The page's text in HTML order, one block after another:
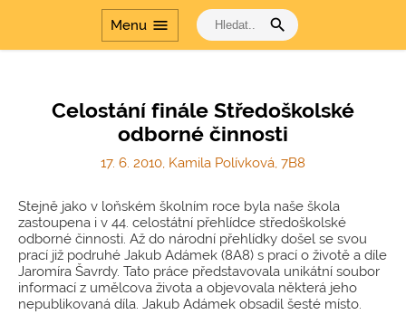
Menu menu search
laboratoře v
gymnáziích
profesnímu rozvoji
Šablony
Dvakrát měř a jednou
Cesta dějinami a Cesta
dějinami - období
komunismu
Celostání finále Středoškolské
odborné činnosti
17. 6. 2010, Kamila Polívková, 7B8
Stejně jako v loňském školním roce byla naše škola
zastoupena i v 44. celostátní přehlídce středoškolské
odborné činnosti. Až do národní přehlídky došel se svou
prací již podruhé Jakub Adámek (8A8) s prací o životě a díle
Jaromíra Šavrdy. Tato práce představovala unikátní soubor
informací z umělcova života a objevovala některá jeho
nepublikovaná díla. Jakub Adámek obsadil šesté místo.